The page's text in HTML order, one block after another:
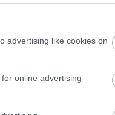
advertising like cookies on
online advertising
vagyok
én nem